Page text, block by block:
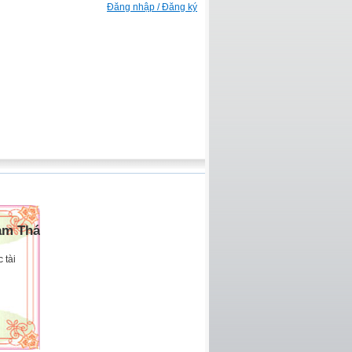
Đăng nhập / Đăng ký
Thái
tài